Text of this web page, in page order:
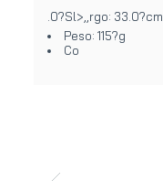
.0?Sl>,,rgo: 33.0?cm
Peso: 115?g
Co